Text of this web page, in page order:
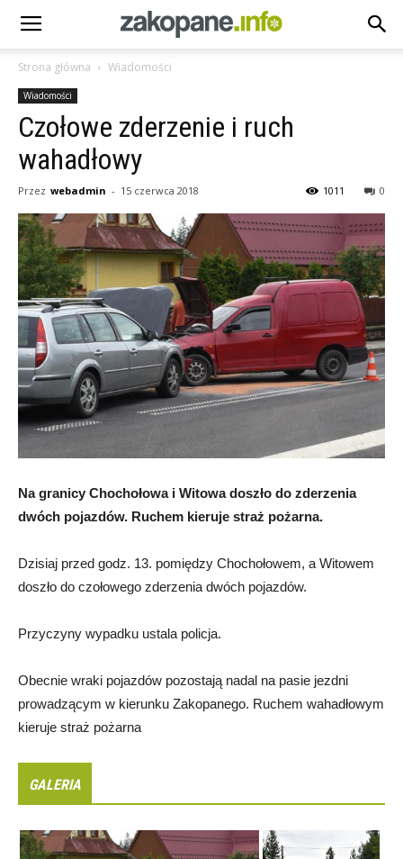
Strona główna Wiadomości
Wiadomości
Czołowe zderzenie i ruch
wahadłowy
Przez webadmin - 15 czerwca 2018 0
1011
Na granicy Chochołowa i Witowa doszło do zderzenia
dwóch pojazdów. Ruchem kieruje straż pożarna.
Dzisiaj przed godz. 13. pomiędzy Chochołowem, a Witowem
doszło do czołowego zderzenia dwóch pojazdów.
Przyczyny wypadku ustala policja.
Obecnie wraki pojazdów pozostają nadal na pasie jezdni
prowadzącym w kierunku Zakopanego. Ruchem wahadłowym
kieruje straż pożarna
GALERIA